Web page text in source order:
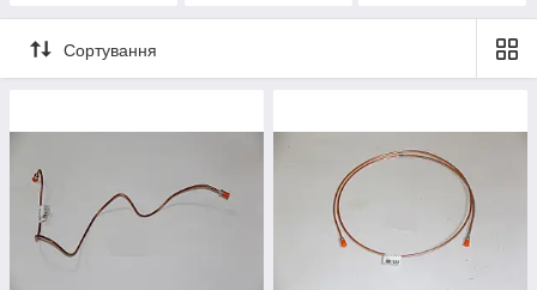
гальма Carrab
Сортування